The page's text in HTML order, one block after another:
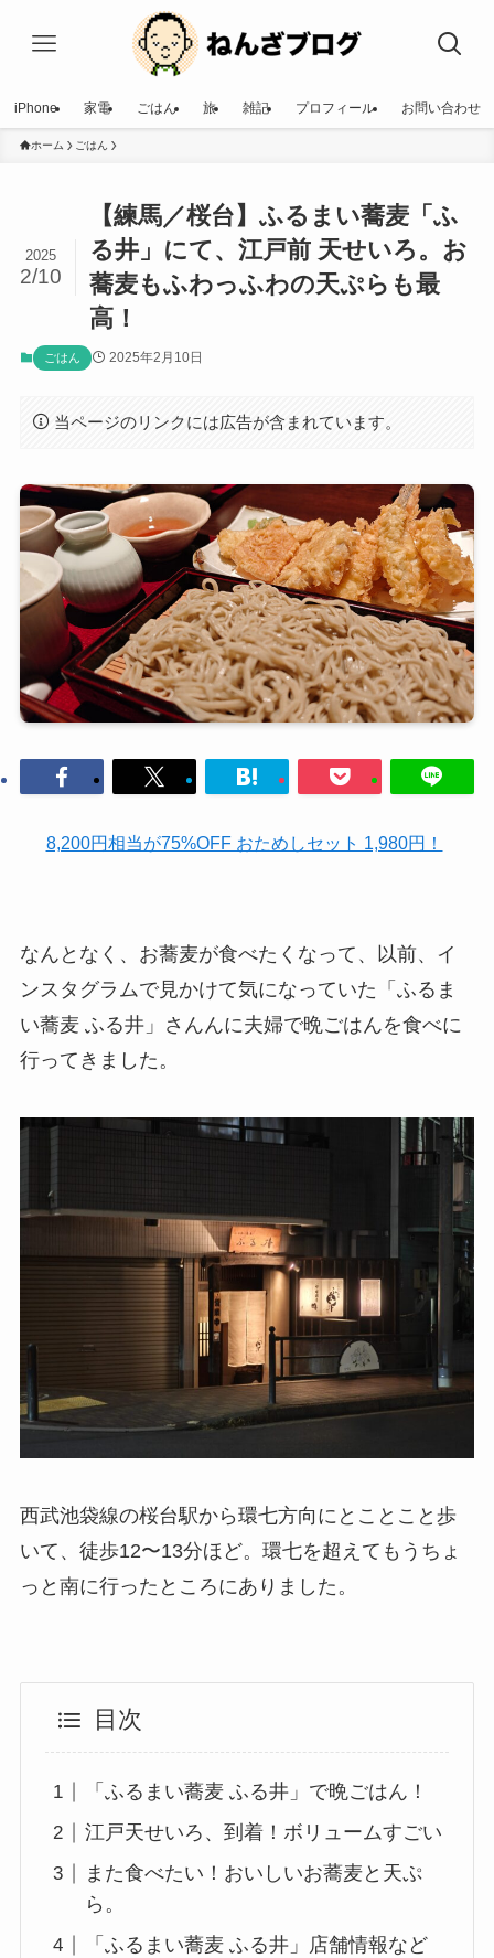
iPhone 家電 ごはん 旅 雑記 プロフィール お問い合わせ
ホーム ごはん
【練馬／桜台】ふるまい蕎麦「ふ
る井」にて、江戸前 天せいろ。お
蕎麦もふわっふわの天ぷらも最
高！
2025
2/10
ごはん 2025年2月10日
当ページのリンクには広告が含まれています。
8,200円相当が75%OFF おためしセット 1,980円！
なんとなく、お蕎麦が食べたくなって、以前、イ
ンスタグラムで見かけて気になっていた「ふるま
い蕎麦 ふる井」さんんに夫婦で晩ごはんを食べに
行ってきました。
西武池袋線の桜台駅から環七方向にとことこと歩
いて、徒歩12〜13分ほど。環七を超えてもうちょ
っと南に行ったところにありました。
目次
「ふるまい蕎麦 ふる井」で晩ごはん！
江戸天せいろ、到着！ボリュームすごい
また食べたい！おいしいお蕎麦と天ぷ
ら。
「ふるまい蕎麦 ふる井」店舗情報など